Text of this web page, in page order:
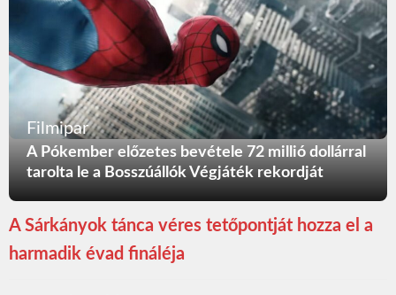
Filmipar
A Pókember előzetes bevétele 72 millió dollárral
tarolta le a Bosszúállók Végjáték rekordját
A Sárkányok tánca véres tetőpontját hozza el a
harmadik évad fináléja